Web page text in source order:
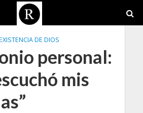
DE DIOS
personal:
mis